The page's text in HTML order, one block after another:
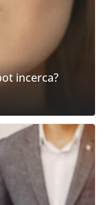
incerca?